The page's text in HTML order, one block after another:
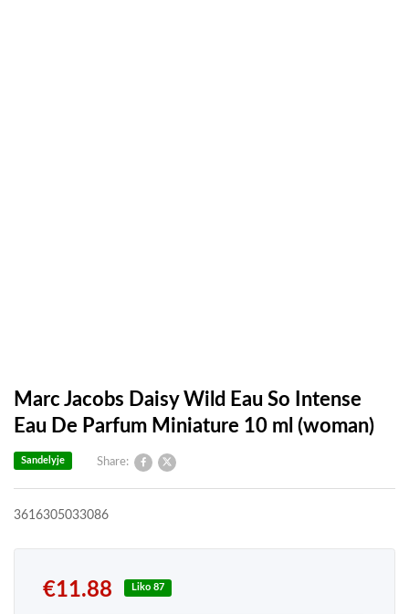
Marc Jacobs Daisy Wild Eau So Intense
Eau De Parfum Miniature 10 ml (woman)
Share:
Sandelyje
3616305033086
€11.88 Liko 87